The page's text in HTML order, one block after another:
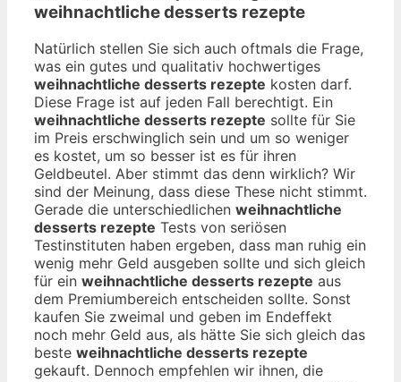
weihnachtliche desserts rezepte
Natürlich stellen Sie sich auch oftmals die Frage,
was ein gutes und qualitativ hochwertiges
weihnachtliche desserts rezepte kosten darf.
Diese Frage ist auf jeden Fall berechtigt. Ein
weihnachtliche desserts rezepte sollte für Sie
im Preis erschwinglich sein und um so weniger
es kostet, um so besser ist es für ihren
Geldbeutel. Aber stimmt das denn wirklich? Wir
sind der Meinung, dass diese These nicht stimmt.
Gerade die unterschiedlichen weihnachtliche
desserts rezepte Tests von seriösen
Testinstituten haben ergeben, dass man ruhig ein
wenig mehr Geld ausgeben sollte und sich gleich
für ein weihnachtliche desserts rezepte aus
dem Premiumbereich entscheiden sollte. Sonst
kaufen Sie zweimal und geben im Endeffekt
noch mehr Geld aus, als hätte Sie sich gleich das
beste weihnachtliche desserts rezepte
gekauft. Dennoch empfehlen wir ihnen, die